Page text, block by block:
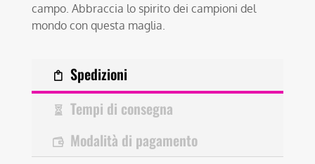
campo. Abbraccia lo spirito dei campioni del
mondo con questa maglia.
Spedizioni
Tempi di consegna
Modalità di pagamento